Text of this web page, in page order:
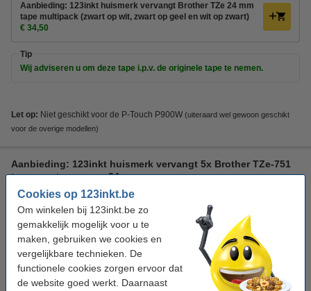
Cookies op 123inkt.be
Om winkelen bij 123inkt.be zo
gemakkelijk mogelijk voor u te
maken, gebruiken we cookies en
vergelijkbare technieken. De
functionele cookies zorgen ervoor dat
de website goed werkt. Daarnaast
Aanbieding: 123inkt huismerk vervangt Brother TZe 24 mm
tape multipack (zwart op wit, zwart op geel en wit op zwart)
€ 34,50
Tip
Wij adviseren u om deze tape i.p.v. de originele tape te nemen.
Let op: Niet geschikt voor de P-Touch P900W (uiteraard wel gewoon geschikt
voor de overige modellen)
Aanbieding: 123inkt huismerk vervangt 5x Brother TZe-751
tape zwart op groen 24 mm
multifunctioneel
Bekijk de specificaties en omschrijving
Direct leverbaar
Morgen in huis
€ 59,50 Bestellen